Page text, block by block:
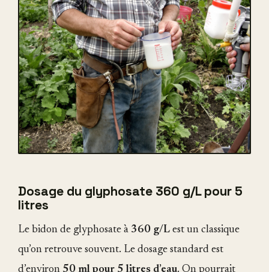
Dosage du glyphosate 360 g/L pour 5
litres
Le bidon de glyphosate à 360 g/L est un classique
qu’on retrouve souvent. Le dosage standard est